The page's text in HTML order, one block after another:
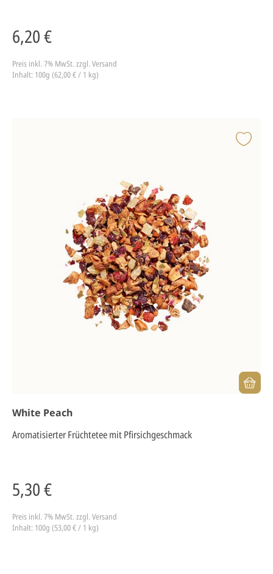
6,20 €
Preis inkl. 7% MwSt. zzgl. Versand
Inhalt: 100g (62,00 € / 1 kg)
White Peach
Aromatisierter Früchtetee mit Pfirsichgeschmack
5,30 €
Preis inkl. 7% MwSt. zzgl. Versand
Inhalt: 100g (53,00 € / 1 kg)